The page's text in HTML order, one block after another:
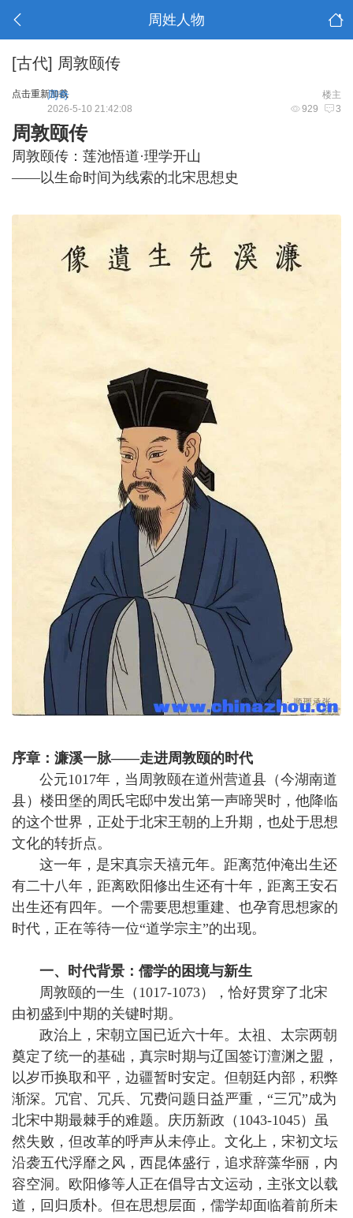
周姓人物
[古代] 周敦颐传
点击重新加载 楼主
周奇
929 3
2026-5-10 21:42:08
周敦颐传
周敦颐传：莲池悟道·理学开山
——以生命时间为线索的北宋思想史
序章：濂溪一脉——走进周敦颐的时代
公元1017年，当周敦颐在道州营道县（今湖南道
县）楼田堡的周氏宅邸中发出第一声啼哭时，他降临
的这个世界，正处于北宋王朝的上升期，也处于思想
文化的转折点。
这一年，是宋真宗天禧元年。距离范仲淹出生还
有二十八年，距离欧阳修出生还有十年，距离王安石
出生还有四年。一个需要思想重建、也孕育思想家的
时代，正在等待一位“道学宗主”的出现。
一、时代背景：儒学的困境与新生
周敦颐的一生（1017-1073），恰好贯穿了北宋
由初盛到中期的关键时期。
政治上，宋朝立国已近六十年。太祖、太宗两朝
奠定了统一的基础，真宗时期与辽国签订澶渊之盟，
以岁币换取和平，边疆暂时安定。但朝廷内部，积弊
渐深。冗官、冗兵、冗费问题日益严重，“三冗”成为
北宋中期最棘手的难题。庆历新政（1043-1045）虽
然失败，但改革的呼声从未停止。文化上，宋初文坛
沿袭五代浮靡之风，西昆体盛行，追求辞藻华丽，内
容空洞。欧阳修等人正在倡导古文运动，主张文以载
道，回归质朴。但在思想层面，儒学却面临着前所未